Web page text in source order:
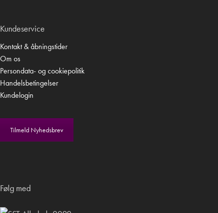
Kundeservice
Kontakt & åbningstider
Om os
Persondata- og cookiepolitik
Handelsbetingelser
Kundelogin
Tilmeld Nyhedsbrev
Følg med